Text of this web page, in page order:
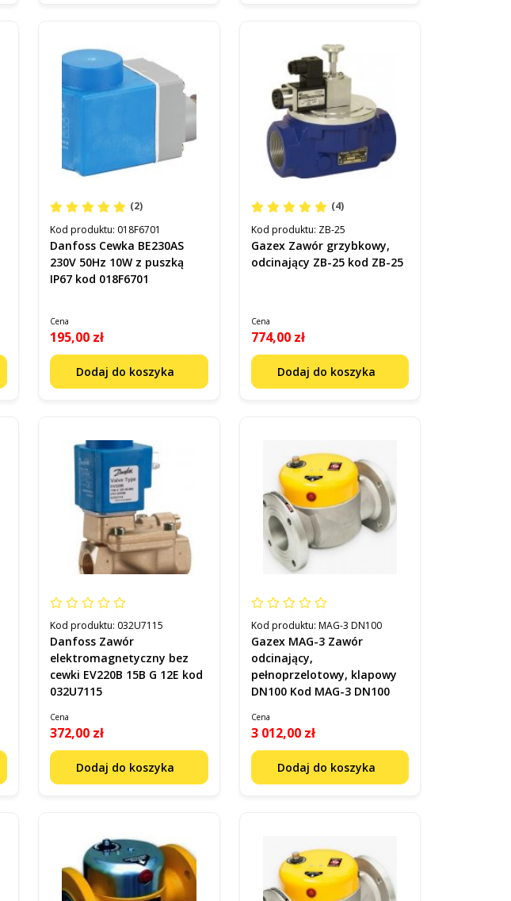
(2)
Kod produktu: 018F6701
Danfoss Cewka BE230AS
230V 50Hz 10W z puszką
IP67 kod 018F6701
Cena
195,00 zł
Dodaj do koszyka
(4)
Kod produktu: ZB-25
Gazex Zawór grzybkowy,
odcinający ZB-25 kod ZB-25
Cena
774,00 zł
Dodaj do koszyka
Kod produktu: 032U7115
Danfoss Zawór
elektromagnetyczny bez
cewki EV220B 15B G 12E kod
032U7115
Cena
372,00 zł
Dodaj do koszyka
Kod produktu: MAG-3 DN100
Gazex MAG-3 Zawór
odcinający,
pełnoprzelotowy, klapowy
DN100 Kod MAG-3 DN100
Cena
3 012,00 zł
Dodaj do koszyka